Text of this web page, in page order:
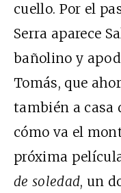
cuello. Por el
Serra aparece
bañolino y
Tomás, que
también a casa
cómo va el
próxima
de soledad, un